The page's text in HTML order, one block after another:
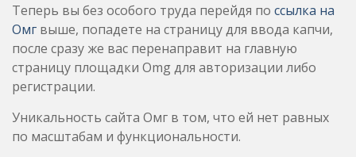
Теперь вы без особого труда перейдя по ссылка на
Омг выше, попадете на страницу для ввода капчи,
после сразу же вас перенаправит на главную
страницу площадки Omg для авторизации либо
регистрации.
Уникальность сайта Омг в том, что ей нет равных
по масштабам и функциональности.